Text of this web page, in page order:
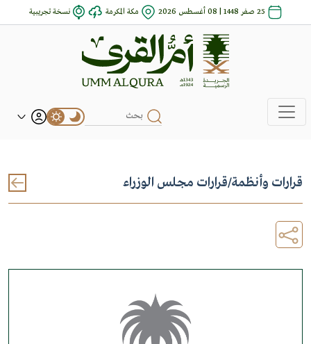
25 صفر 1448 | 08 أغسطس 2026 مكة المكرمة نسخة تجريبية
قرارات وأنظمة/قرارات مجلس الوزراء